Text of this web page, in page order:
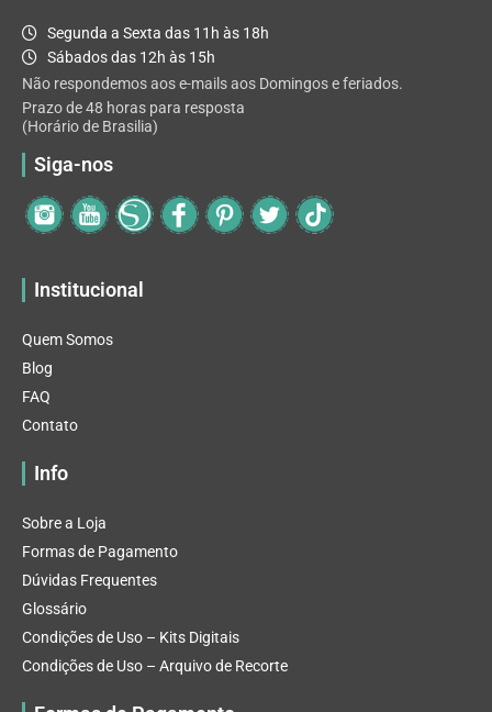
Segunda a Sexta das 11h às 18h
Sábados das 12h às 15h
Não respondemos aos e-mails aos Domingos e feriados.
Prazo de 48 horas para resposta
(Horário de Brasilia)
Siga-nos
Institucional
Quem Somos
Blog
FAQ
Contato
Info
Sobre a Loja
Formas de Pagamento
Dúvidas Frequentes
Glossário
Condições de Uso – Kits Digitais
Condições de Uso – Arquivo de Recorte